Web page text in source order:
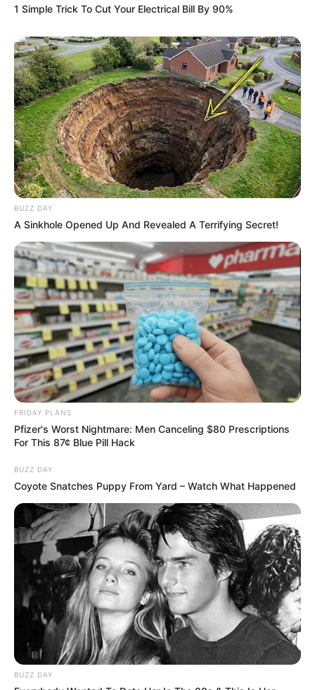
It's Not Your Typical Family: Each Member Has
This Unique Trait!
BRAINBERRIES
Have You Seen Her GRWM? She Inspires Millions
BRAINBERRIES
The Adorable Model For Simba In The Lion King
Remake
BRAINBERRIES
1 Simple Trick To Cut Your Electrical Bill By 90%
BUZZ DAY
A Sinkhole Opened Up And Revealed A Terrifying Secret!
FRIDAY PLANS
Pfizer's Worst Nightmare: Men Canceling $80 Prescriptions
For This 87¢ Blue Pill Hack
BUZZ DAY
Coyote Snatches Puppy From Yard – Watch What Happened
BUZZ DAY